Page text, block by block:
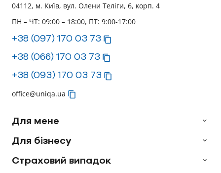
04112, м. Київ, вул. Олени Теліги, 6, корп. 4
ПН – ЧТ: 09:00 – 18:00, ПТ: 9:00-17:00
+38 (097) 170 03 73
+38 (066) 170 03 73
+38 (093) 170 03 73
office@uniqa.ua
Для мене
Для бізнесу
Страховий випадок